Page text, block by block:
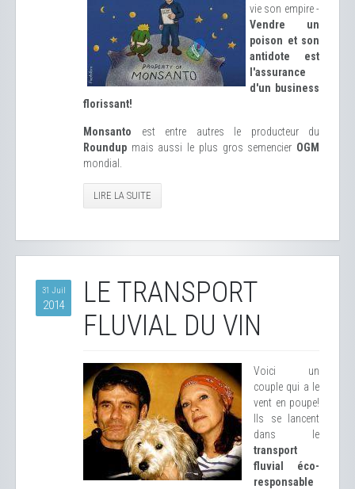
vie son empire -
Vendre un
poison et son
antidote est
l'assurance
d'un business
florissant!
Monsanto est entre autres le producteur du
Roundup mais aussi le plus gros semencier OGM
mondial.
LIRE LA SUITE
31 Juil
2014
LE TRANSPORT
FLUVIAL DU VIN
Voici un
couple qui a le
vent en poupe!
Ils se lancent
dans le
transport
fluvial éco-
responsable